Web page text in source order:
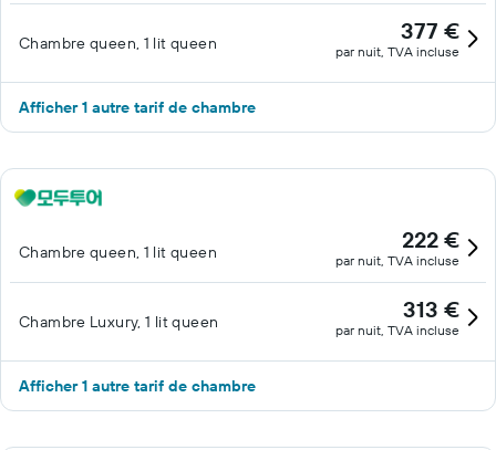
Chambre queen, 1 lit queen 377 €
par nuit, TVA incluse
Afficher 1 autre tarif de chambre
Chambre queen, 1 lit queen 222 €
par nuit, TVA incluse
Chambre Luxury, 1 lit queen 313 €
par nuit, TVA incluse
Afficher 1 autre tarif de chambre